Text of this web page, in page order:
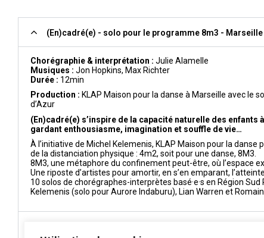
(En)cadré(e) - solo pour le programme 8m3 - Marseille
Chorégraphie & interprétation : Julie Alamelle
Musiques : Jon Hopkins, Max Richter
Durée : 12min
Production : KLAP Maison pour la danse à Marseille avec le
d’Azur
(En)cadré(e) s’inspire de la capacité naturelle des
gardant enthousiasme, imagination et souffle de vie…
À l’initiative de Michel Kelemenis, KLAP Maison pour la
de la distanciation physique : 4m2, soit pour une danse, 8M3.
8M3, une métaphore du confinement peut-être, où l’espace
Une riposte d’artistes pour amortir, en s’en emparant,
10 solos de chorégraphes-interprètes basé·e·s en Région
Kelemenis (solo pour Aurore Indaburu), Lian Warren et
Imagery seas - Carrefour artistique BOUGE - KLAP